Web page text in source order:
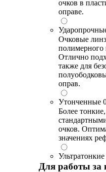
очков в
оправе.
Очковые
полимерного
Отлично
также для
оправ.
Утонченные
Более
очков.
значениях
Ультратонкие
Для работы